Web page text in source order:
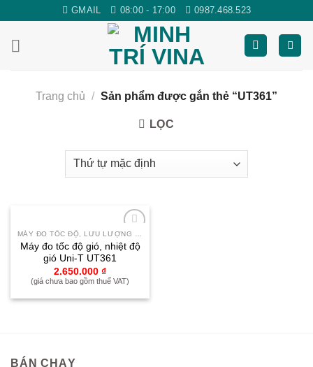
content
GMAIL 08:00 - 17:00 0987.468.523
Trang chủ / Sản phẩm được gắn thẻ “UT361”
LỌC
thích
MÁY ĐO TỐC ĐỘ, LƯU LƯỢNG GIÓ
Máy đo tốc độ gió, nhiệt độ
gió Uni-T UT361
2.650.000 ₫
(giá chưa bao gồm thuế VAT)
BÁN CHẠY